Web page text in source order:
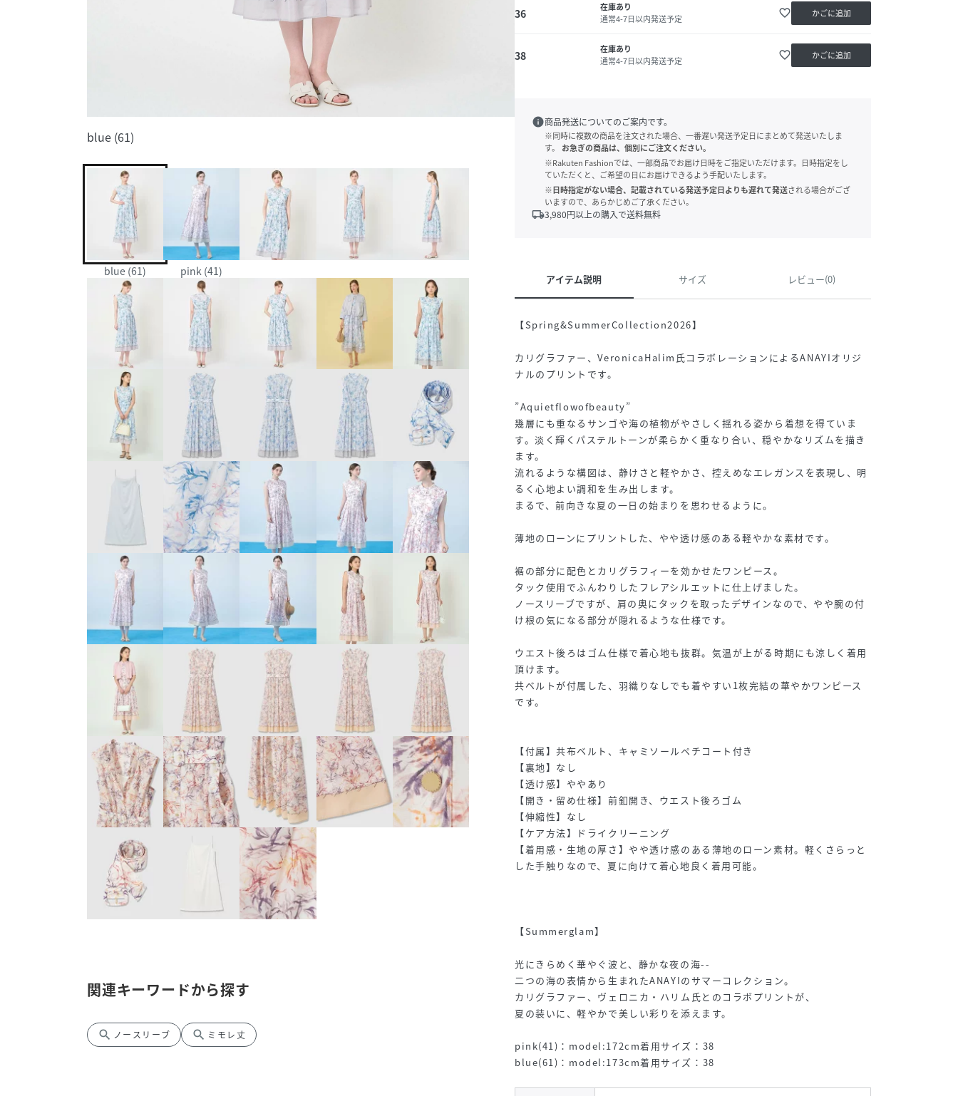
blue (61)
blue (61) pink (41)
関連キーワードから探す
search ノースリーブ search ミモレ丈
36
在庫あり
通常4-7日以内発送予定
favorite_border かごに追加
38
在庫あり
通常4-7日以内発送予定
favorite_border かごに追加
info商品発送についてのご案内です。
※同時に複数の商品を注文された場合、一番遅い発送予定日にまとめて発送いたしま
す。
お急ぎの商品は、個別にご注文ください。
※Rakuten Fashionでは、一部商品でお届け日時をご指定いただけます。日時指定をし
ていただくと、ご希望の日にお届けできるよう手配いたします。
※日時指定がない場合、記載されている発送予定日よりも遅れて発送される場合がござ
いますので、あらかじめご了承ください。
local_shipping3,980円以上の購入で送料無料
アイテム説明 サイズ レビュー(0)
【Spring&SummerCollection2026】
カリグラファー、VeronicaHalim氏コラボレーションによるANAYIオリジ
ナルのプリントです。
”Aquietflowofbeauty”
幾層にも重なるサンゴや海の植物がやさしく揺れる姿から着想を得ていま
す。淡く輝くパステルトーンが柔らかく重なり合い、穏やかなリズムを描き
ます。
流れるような構図は、静けさと軽やかさ、控えめなエレガンスを表現し、明
るく心地よい調和を生み出します。
まるで、前向きな夏の一日の始まりを思わせるように。
薄地のローンにプリントした、やや透け感のある軽やかな素材です。
裾の部分に配色とカリグラフィーを効かせたワンピース。
タック使用でふんわりしたフレアシルエットに仕上げました。
ノースリーブですが、肩の奥にタックを取ったデザインなので、やや腕の付
け根の気になる部分が隠れるような仕様です。
ウエスト後ろはゴム仕様で着心地も抜群。気温が上がる時期にも涼しく着用
頂けます。
共ベルトが付属した、羽織りなしでも着やすい1枚完結の華やかワンピース
です。
【付属】共布ベルト、キャミソールペチコート付き
【裏地】なし
【透け感】ややあり
【開き・留め仕様】前釦開き、ウエスト後ろゴム
【伸縮性】なし
【ケア方法】ドライクリーニング
【着用感・生地の厚さ】やや透け感のある薄地のローン素材。軽くさらっと
した手触りなので、夏に向けて着心地良く着用可能。
【Summerglam】
光にきらめく華やぐ波と、静かな夜の海--
二つの海の表情から生まれたANAYIのサマーコレクション。
カリグラファー、ヴェロニカ・ハリム氏とのコラボプリントが、
夏の装いに、軽やかで美しい彩りを添えます。
pink(41)：model:172cm着用サイズ：38
blue(61)：model:173cm着用サイズ：38